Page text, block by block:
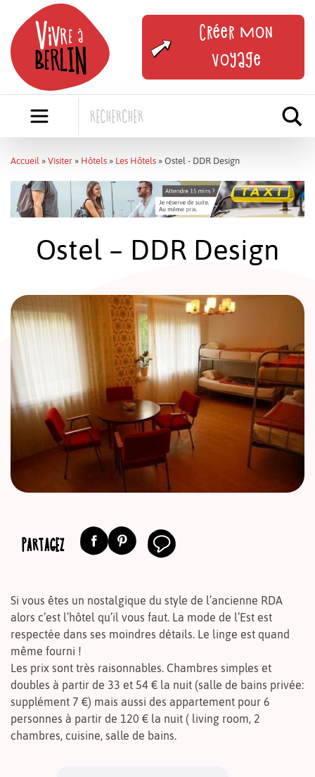
content
Créer mon
voyage
Accueil » Visiter » Hôtels » Les Hôtels » Ostel - DDR Design
Ostel – DDR Design
PARTAGEZ
Si vous êtes un nostalgique du style de l’ancienne RDA
alors c’est l’hôtel qu’il vous faut. La mode de l’Est est
respectée dans ses moindres détails. Le linge est quand
même fourni !
Les prix sont très raisonnables. Chambres simples et
doubles à partir de 33 et 54 € la nuit (salle de bains privée:
supplément 7 €) mais aussi des appartement pour 6
personnes à partir de 120 € la nuit ( living room, 2
chambres, cuisine, salle de bains.